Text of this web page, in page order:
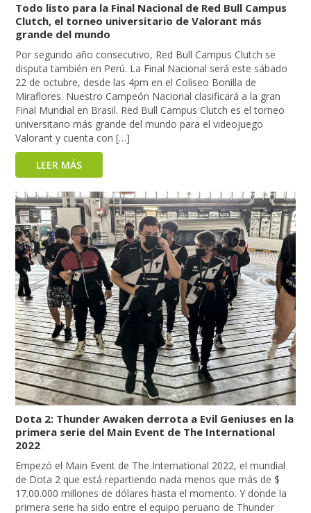
Todo listo para la Final Nacional de Red Bull Campus
Clutch, el torneo universitario de Valorant más
grande del mundo
Por segundo año consecutivo, Red Bull Campus Clutch se
disputa también en Perú. La Final Nacional será este sábado
22 de octubre, desde las 4pm en el Coliseo Bonilla de
Miraflores. Nuestro Campeón Nacional clasificará a la gran
Final Mundial en Brasil. Red Bull Campus Clutch es el torneo
universitario más grande del mundo para el videojuego
Valorant y cuenta con […]
LEER MÁS
Dota 2: Thunder Awaken derrota a Evil Geniuses en la
primera serie del Main Event de The International
2022
Empezó el Main Event de The International 2022, el mundial
de Dota 2 que está repartiendo nada menos que más de $
17.00.000 millones de dólares hasta el momento. Y donde la
primera serie ha sido entre el equipo peruano de Thunder